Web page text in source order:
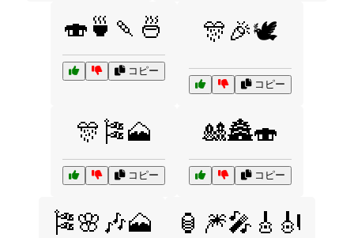
🍣🍵🍡🍜
コピー
🎊🎉🕊️
コピー
🎊🎏🗻
コピー
🎎🏯🍣
コピー
🎏🌸🎶🗻 🏮🎆🎤🎸🎻